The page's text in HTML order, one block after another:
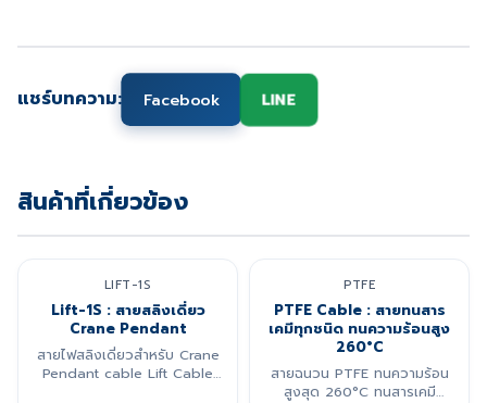
แชร์บทความ: Facebook LINE
สินค้าที่เกี่ยวข้อง
LIFT-1S
Lift-1S : สายสลิงเดี่ยว
Crane Pendant
สายไฟสลิงเดี่ยวสำหรับ Crane
Pendant cable Lift Cable
PTFE
PTFE Cable : สายทนสาร
เคมีทุกชนิด ทนความร้อนสูง
260°C
สายฉนวน PTFE ทนความร้อน
สูงสุด 260°C ทนสารเคมี